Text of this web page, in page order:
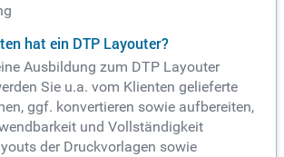
hat ein DTP Layouter?
Ausbildung zum DTP Layouter
Sie u.a. vom Klienten gelieferte
ggf. konvertieren sowie aufbereiten,
und Vollständigkeit
der Druckvorlagen sowie